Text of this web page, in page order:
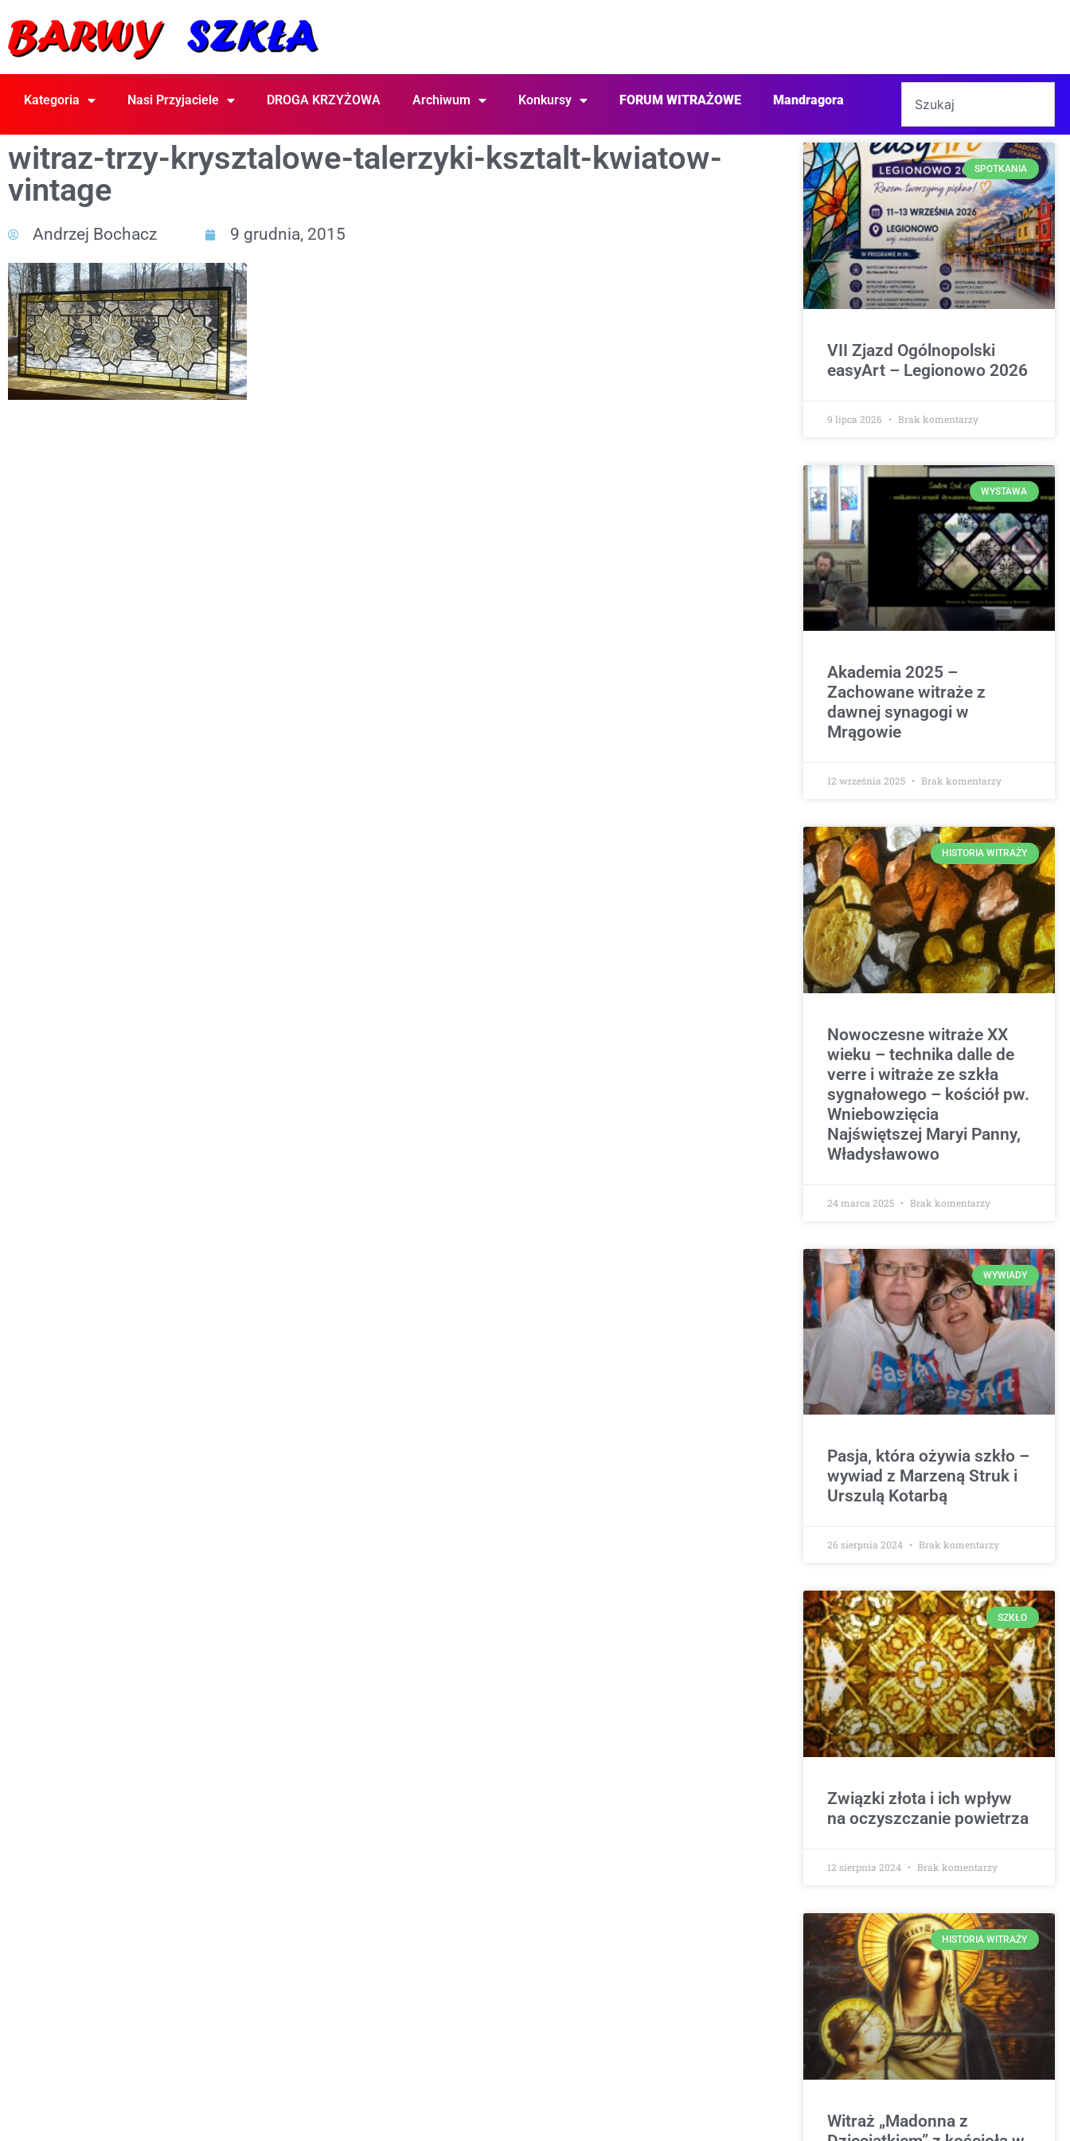
Kategoria Nasi Przyjaciele DROGA KRZYŻOWA Archiwum Konkursy FORUM WITRAŻOWE Mandragora
witraz-trzy-krysztalowe-talerzyki-ksztalt-kwiatow-
vintage
Andrzej Bochacz 9 grudnia, 2015
SPOTKANIA
VII Zjazd Ogólnopolski
easyArt – Legionowo 2026
9 lipca 2026 Brak komentarzy
WYSTAWA
Akademia 2025 –
Zachowane witraże z
dawnej synagogi w
Mrągowie
12 września 2025 Brak komentarzy
HISTORIA WITRAŻY
Nowoczesne witraże XX
wieku – technika dalle de
verre i witraże ze szkła
sygnałowego – kościół pw.
Wniebowzięcia
Najświętszej Maryi Panny,
Władysławowo
24 marca 2025 Brak komentarzy
WYWIADY
Pasja, która ożywia szkło –
wywiad z Marzeną Struk i
Urszulą Kotarbą
26 sierpnia 2024 Brak komentarzy
SZKŁO
Związki złota i ich wpływ
na oczyszczanie powietrza
12 sierpnia 2024 Brak komentarzy
HISTORIA WITRAŻY
Witraż „Madonna z